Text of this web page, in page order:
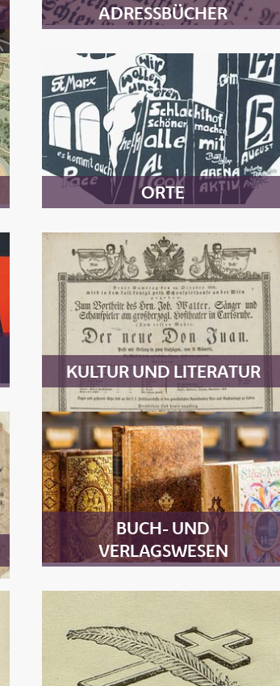
ADRESSBÜCHER
ORTE
KULTUR UND LITERATUR
BUCH- UND
VERLAGSWESEN